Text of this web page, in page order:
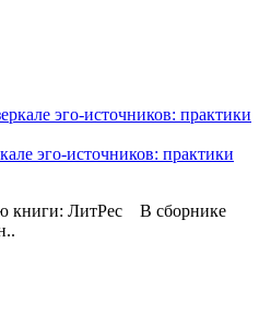
эго-источников: практики
книги: ЛитРес В сборнике